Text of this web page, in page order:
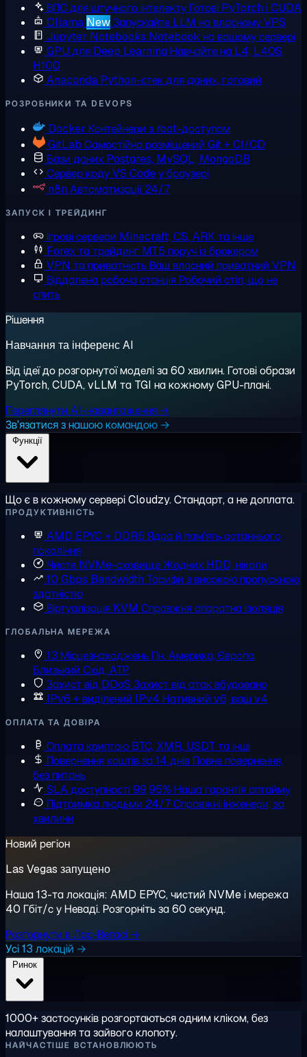
ВПС для штучного інтелектуГотові PyTorch і CUDA
Ollama NewЗапускайте LLM на власному VPS
Jupyter Notebooks Notebook на вашому сервері
GPU для Deep Learning Навчайте на L4, L40S,
H100
Anaconda Python-стек для даних, готовий
РОЗРОБНИКИ ТА DEVOPS
Docker Контейнери з root-доступом
GitLab Самостійно розміщений Git + CI/CD
Бази даних Postgres, MySQL, MongoDB
Сервер кодуVS Code у браузері
n8n Автоматизації 24/7
ЗАПУСК І ТРЕЙДИНГ
Ігрові сервери Minecraft, CS, ARK та інше
Forex та трейдинг MT5 поруч із брокером
VPN та приватністьВаш власний приватний VPN
Віддалена робоча станціяРобочий стіл, що не
спить
Рішення
Навчання та інференс AI
Від ідеї до розгорнутої моделі за 60 хвилин. Готові образи
PyTorch, CUDA, vLLM та TGI на кожному GPU-плані.
Переглянути AI-навантаження →
Зв'язатися з нашою командою →
Що є в кожному сервері Cloudzy. Стандарт, а не доплата.
ПРОДУКТИВНІСТЬ
AMD EPYC + DDR5 Ядра й пам'ять останнього
покоління
Чисте NVMe-сховищеЖодних HDD, ніколи
10 Gbps Bandwidth Тарифи з високою пропускною
здатністю
Віртуалізація KVM Справжня апаратна ізоляція
ГЛОБАЛЬНА МЕРЕЖА
13 Місцезнаходжень Пн. Америка, Європа,
Близький Схід, АТР
Захист від DDoS Захист від атак вбудовано
IPv6 + виділений IPv4 Нативний v6, ваш v4
ОПЛАТА ТА ДОВІРА
Оплата криптою BTC, XMR, USDT та інші
Повернення коштів за 14 днів Повне повернення,
без питань
SLA доступності 99,95% Наша гарантія аптайму
Підтримка людьми 24/7Справжні інженери, за
хвилини
Новий регіон
Las Vegas запущено
Наша 13-та локація: AMD EPYC, чистий NVMe і мережа
40 Гбіт/с у Неваді. Розгорніть за 60 секунд.
Розгорнути в Лас-Вегасі →
Усі 13 локацій →
1000+ застосунків розгортаються одним кліком, без
налаштування та зайвого клопоту.
НАЙЧАСТІШЕ ВСТАНОВЛЮЮТЬ